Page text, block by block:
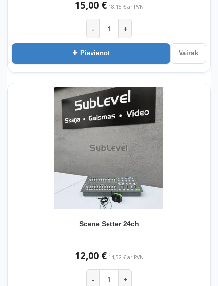
15,00 € 18,15 € ar PVN
- +
Pievienot Vairāk
Scene Setter 24ch
12,00 € 14,52 € ar PVN
- +